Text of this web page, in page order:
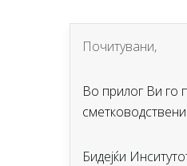
Почитувани,
Во прилог Ви го
Бидејќи